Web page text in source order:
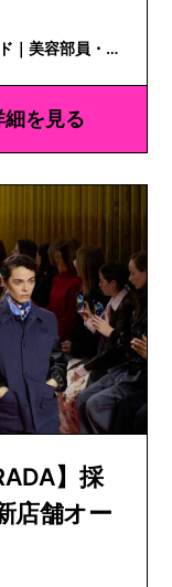
｜美容部員・
細を見る
】採
店舗オー